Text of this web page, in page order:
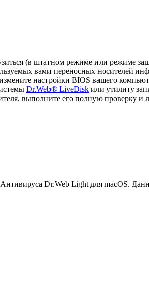
(в штатном режиме или режиме
вами переносных носителей
настройки BIOS вашего
Dr.Web® LiveDisk или утилиту
выполните его полную проверку и
Dr.Web Light для macOS.